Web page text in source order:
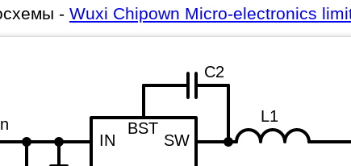
- Wuxi Chipown Micro-electronics
L1
IN
SW
BST
C2